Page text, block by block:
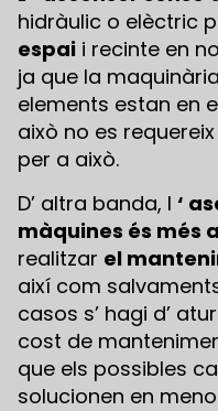
hidràulic o elèctric
espai i recinte en
ja que la
elements estan en
això no es
per a això.
D’ altra banda, l ‘
màquines és més
realitzar el
així com
casos s’ hagi d’
cost de
que els possibles
solucionen en